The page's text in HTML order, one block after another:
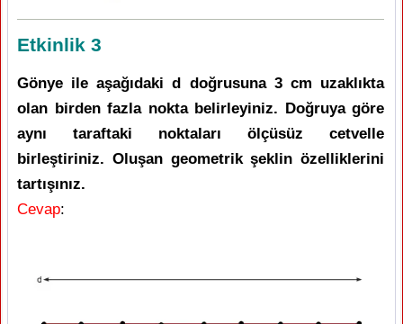
Etkinlik 3
Gönye ile aşağıdaki d doğrusuna 3 cm uzaklıkta
olan birden fazla nokta belirleyiniz. Doğruya göre
aynı taraftaki noktaları ölçüsüz cetvelle
birleştiriniz. Oluşan geometrik şeklin özelliklerini
tartışınız.
Cevap: